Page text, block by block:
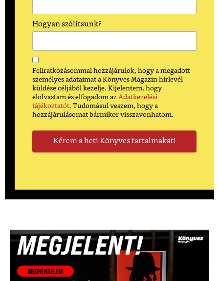
Hogyan szólítsunk?
Feliratkozásommal hozzájárulok, hogy a megadott
személyes adataimat a Könyves Magazin hírlevél
küldése céljából kezelje. Kijelentem, hogy
elolvastam és elfogadom az Adatkezelési
tájékoztatót. Tudomásul veszem, hogy a
hozzájárulásomat bármikor visszavonhatom.